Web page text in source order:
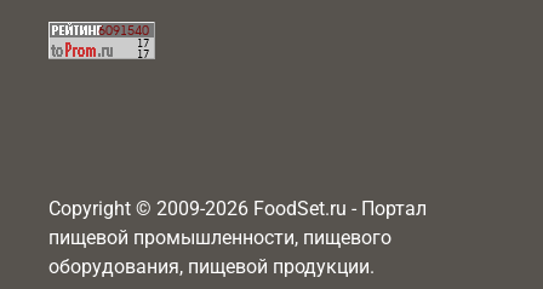
Copyright © 2009-2026 FoodSet.ru - Портал
пищевой промышленности, пищевого
оборудования, пищевой продукции.